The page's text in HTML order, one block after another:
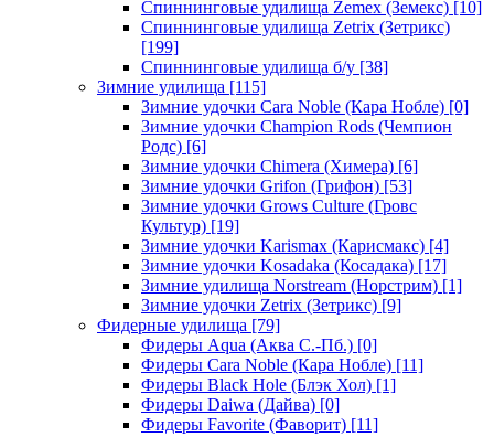
Спиннинговые удилища Zemex (Земекс) [10]
Спиннинговые удилища Zetrix (Зетрикс)
[199]
Спиннинговые удилища б/у [38]
Зимние удилища [115]
Зимние удочки Cara Noble (Кара Нобле) [0]
Зимние удочки Champion Rods (Чемпион
Родс) [6]
Зимние удочки Chimera (Химера) [6]
Зимние удочки Grifon (Грифон) [53]
Зимние удочки Grows Culture (Гровс
Культур) [19]
Зимние удочки Karismax (Карисмакс) [4]
Зимние удочки Kosadaka (Косадака) [17]
Зимние удилища Norstream (Норстрим) [1]
Зимние удочки Zetrix (Зетрикс) [9]
Фидерные удилища [79]
Фидеры Aqua (Аква С.-Пб.) [0]
Фидеры Cara Noble (Кара Нобле) [11]
Фидеры Black Hole (Блэк Хол) [1]
Фидеры Daiwa (Дайва) [0]
Фидеры Favorite (Фаворит) [11]